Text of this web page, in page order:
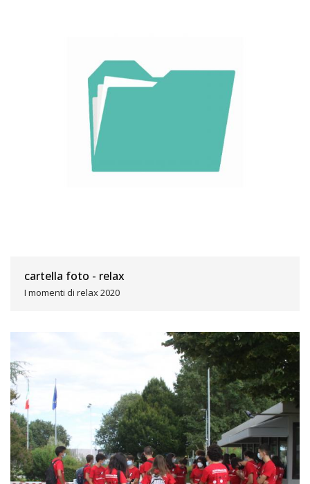
cartella foto - relax
I momenti di relax 2020